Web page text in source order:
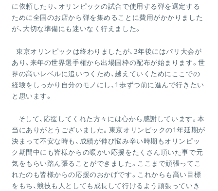
に依頼したり、オリンピックの試合で使用する弾を選定する
ために全国のお店から弾を集めることに費用がかかりました
が、大切な準備にも迷いなく行えました。
東京オリンピックは終わりましたが、 3年後にはパリ大会が
あり、来年の世界選手権から出場国枠の配布が始まります。世
界の高いレベルに追いつくため、越えていくためにここでの
経験をしっかり自分のモノにし、 1 歩ずつ前に進んで行きたい
と思います。
そして、応援してくれた方々には心から感謝しています。本
当にありがとうございました。東京オリンピックの1年延期が
決まって不安な時も、成績が伸び悩み辛い時期もオリンピッ
ク期間中にも皆様からの暖かい応援をたくさん頂いた事で元
気をもらい踏ん張ることができました。ここまで頑張ってこ
れたのも皆様からの応援のおかげです。これからも高い目標
をもち、競技も人としても成長して行けるよう頑張っていき